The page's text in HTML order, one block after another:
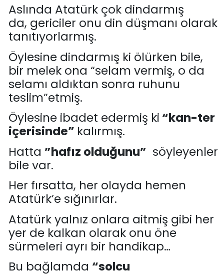
Aslında Atatürk çok dindarmış
da, gericiler onu din düşmanı olarak
tanıtıyorlarmış.
Öylesine dindarmış ki ölürken bile,
bir melekona “selam vermiş, o da
selamı aldıktan sonra ruhunu
teslim”etmiş.
Öylesine ibadet edermiş ki “kan-ter
içerisinde” kalırmış.
Hatta ”hafız olduğunu” söyleyenler
bile var.
Her fırsatta, her olayda hemen
Atatürk’e sığınırlar.
Atatürk yalnız onlara aitmiş gibi her
yer de kalkan olarak onu öne
sürmeleri ayrı bir handikap…
Bu bağlamda “solcu